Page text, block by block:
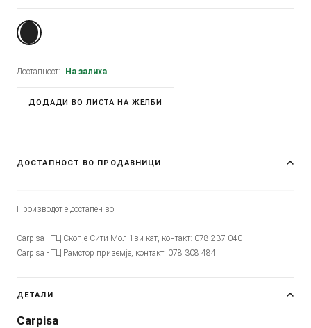
Достапност: На залиха
ДОДАДИ ВО ЛИСТА НА ЖЕЛБИ
ДОСТАПНОСТ ВО ПРОДАВНИЦИ
Производот е достапен во:
Carpisa - ТЦ Скопје Сити Мол 1ви кат, контакт: 078 237 040
Carpisa - ТЦ Рамстор приземје, контакт: 078 308 484
ДЕТАЛИ
Carpisa